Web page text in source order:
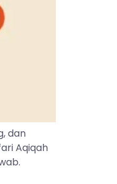
dan
Aqiqah